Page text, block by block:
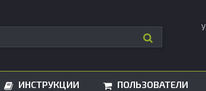
ИНСТРУКЦИИ ПОЛЬЗОВАТЕЛИ